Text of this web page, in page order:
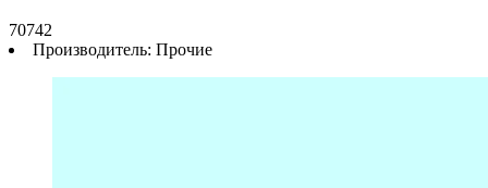
70742
Производитель: Прочие